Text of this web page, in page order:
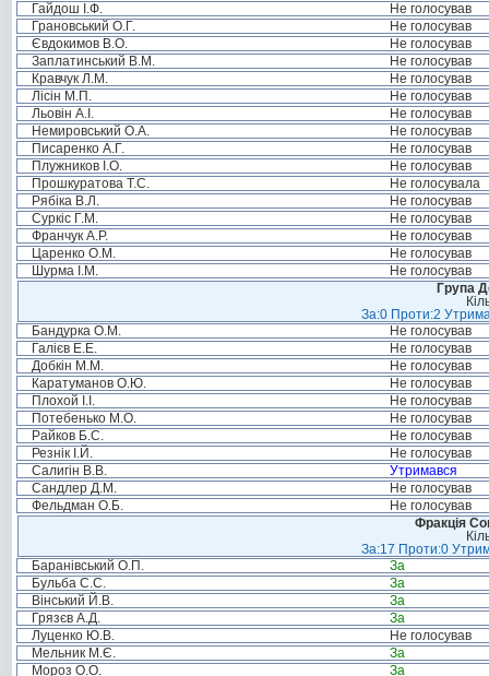
Гайдош І.Ф.
Не голосував
Грановський О.Г.
Не голосував
Євдокимов В.О.
Не голосував
Заплатинський В.М.
Не голосував
Кравчук Л.М.
Не голосував
Лісін М.П.
Не голосував
Льовін А.І.
Не голосував
Немировський О.А.
Не голосував
Писаренко А.Г.
Не голосував
Плужников І.О.
Не голосував
Прошкуратова Т.С.
Не голосувала
Рябіка В.Л.
Не голосував
Суркіс Г.М.
Не голосував
Франчук А.Р.
Не голосував
Царенко О.М.
Не голосував
Шурма І.М.
Не голосував
Група
За:0 Проти:2
Бандурка О.М.
Не голосував
Галієв Е.Е.
Не голосував
Добкін М.М.
Не голосував
Каратуманов О.Ю.
Не голосував
Плохой І.І.
Не голосував
Потебенько М.О.
Не голосував
Райков Б.С.
Не голосував
Резнік І.Й.
Не голосував
Салигін В.В.
Утримався
Сандлер Д.М.
Не голосував
Фельдман О.Б.
Не голосував
Фракція
За:17 Проти:0
Баранівський О.П.
За
Бульба С.С.
За
Вінський Й.В.
За
Грязєв А.Д.
За
Луценко Ю.В.
Не голосував
Мельник М.Є.
За
Мороз О.О.
За